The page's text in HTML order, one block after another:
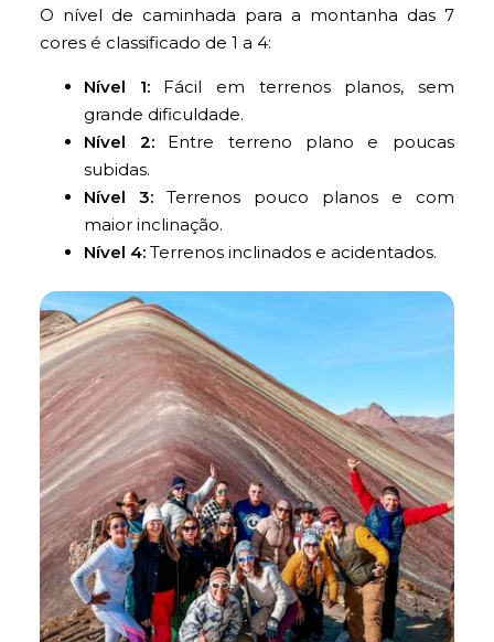
O nível de caminhada para a montanha das 7
cores é classificado de 1 a 4:
Nível 1:Fácil em terrenos planos, sem
grande dificuldade.
Nível 2:Entre terreno plano e poucas
subidas.
Nível 3: Terrenos pouco planos e com
maior inclinação.
Nível 4: Terrenos inclinados e acidentados.